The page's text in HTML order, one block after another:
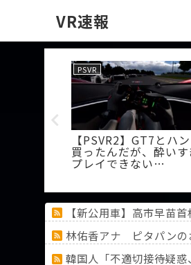
VR速報
PSVR
【PSVR2】GT7とハ
買ったんだが、酔いす
プレイできない…
【新公用車】高市早苗
林佑香アナ ピタパンの
韓国人「不適切接待疑